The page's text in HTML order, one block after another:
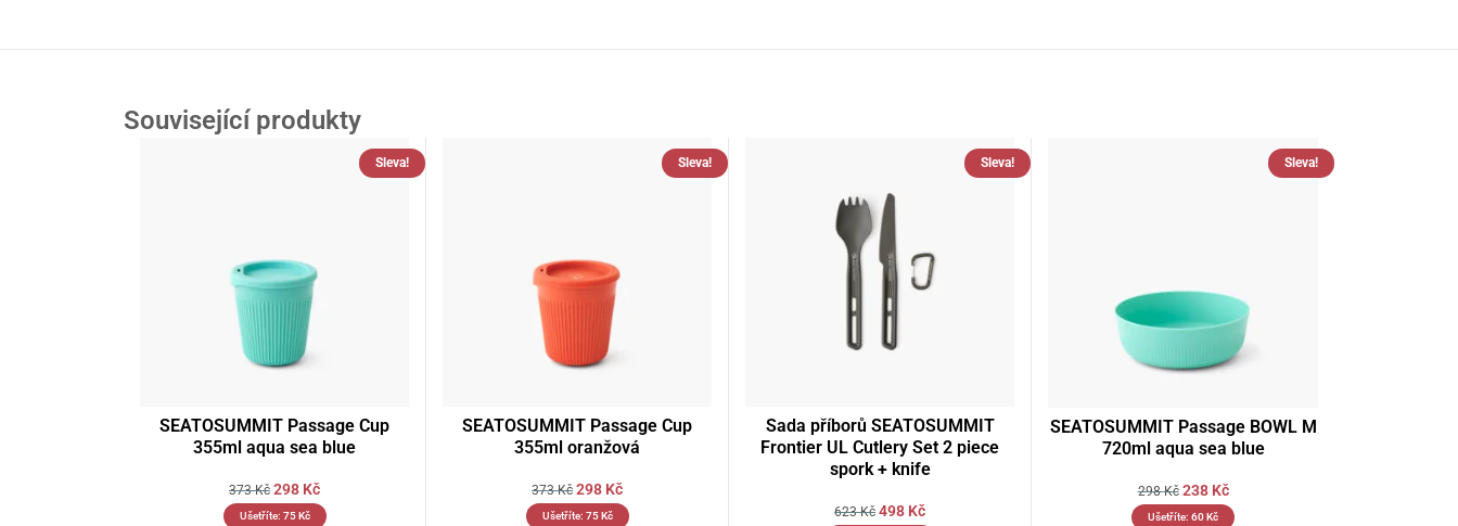
Související produkty
Sleva!
SEATOSUMMIT Passage Cup
355ml aqua sea blue
373Kč 298 Kč
Ušetříte: 75Kč
Sleva!
SEATOSUMMIT Passage Cup
355ml oranžová
373Kč 298 Kč
Ušetříte: 75Kč
Sleva!
Sada příborů SEATOSUMMIT
Frontier UL Cutlery Set 2 piece
spork + knife
623Kč 498 Kč
Sleva!
SEATOSUMMIT Passage BOWL M
720ml aqua sea blue
298Kč 238 Kč
Ušetříte: 60Kč